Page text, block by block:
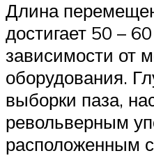
Длина
достигает 50 –
зависимости от
оборудования.
выборки паза,
револьверным
расположенным